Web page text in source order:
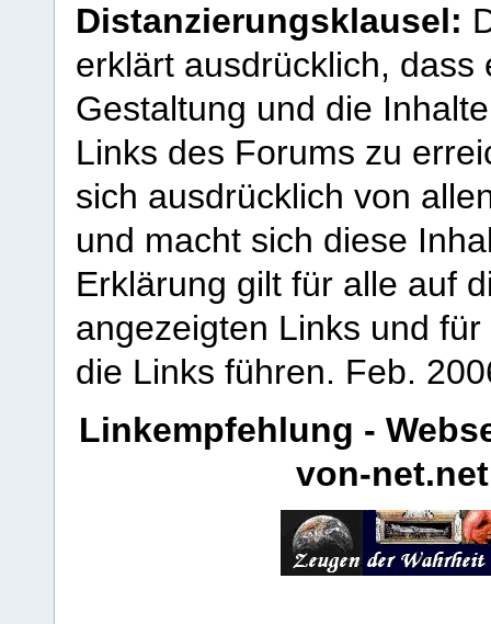
Distanzierungsklausel:
erklärt ausdrücklich,
Gestaltung und die
Links des Forums zu
sich ausdrücklich von
und macht sich diese
Erklärung gilt für alle auf
angezeigten Links und
die Links führen. Feb.
Linkempfehlung -
von-net.net